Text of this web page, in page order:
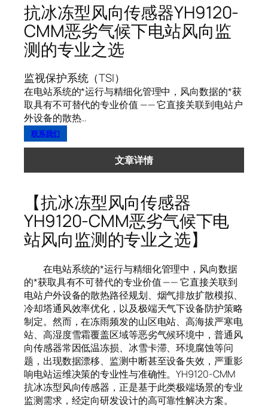
抗冰冻型风向传感器YH9120-
CMM恶劣气候下电站风向监
测的专业之选
监视保护系统（TSI）
在电站系统的*运行与精细化管理中，风向数据的*获
取具有不可替代的专业价值 —— 它直接关联到电站户
外设备的散热…
联系我们
文章详情
【抗冰冻型风向传感器
YH9120-CMM恶劣气候下电
站风向监测的专业之选】
在电站系统的*运行与精细化管理中，风向数据
的*获取具有不可替代的专业价值 —— 它直接关联到
电站户外设备的散热路径规划、烟气排放扩散模拟、
冷却塔通风效率优化，以及极端天气下设备防护策略
制定。然而，在冻雨频发的山区电站、高海拔严寒电
站、高湿度雪霜覆盖区域等恶劣气候环境中，普通风
向传感器常因低温冻损、冰雪卡滞、环境腐蚀等问
题，出现数据漂移、监测中断甚至设备失效，严重影
响电站运维决策的专业性与准确性。YH9120-CMM
抗冰冻型风向传感器，正是基于此类极端场景的专业
监测需求，经定向研发设计的高可靠性解决方案。